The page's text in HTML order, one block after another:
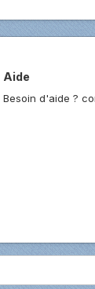
Aide
Besoin d'aide ?